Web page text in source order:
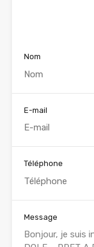
Nom
E-mail
Téléphone
Message